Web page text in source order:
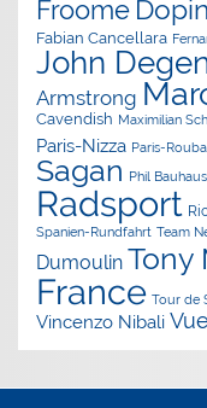
Froome
Fabian Cancellara
John
Armstrong
Cavendish Maximilian
Paris-Nizza Paris-
Sagan Phil Bauhaus
Radsport
Spanien-Rundfahrt Team
Dumoulin Tony
France Tour de
Vincenzo Nibali